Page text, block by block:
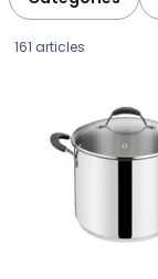
161 articles